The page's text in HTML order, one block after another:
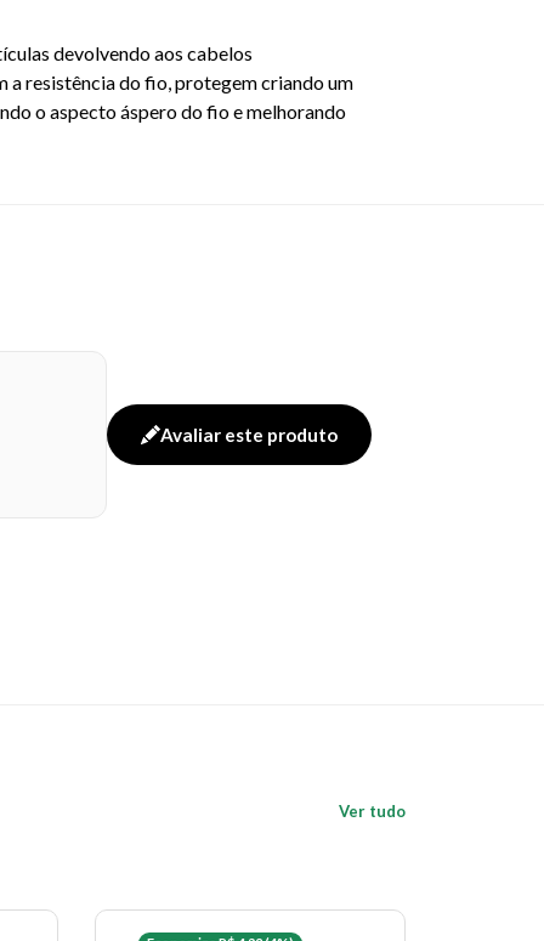
devolvendo aos cabelos
a resistência do fio, protegem criando um
o aspecto áspero do fio e melhorando
Avaliar este produto
Ver tudo